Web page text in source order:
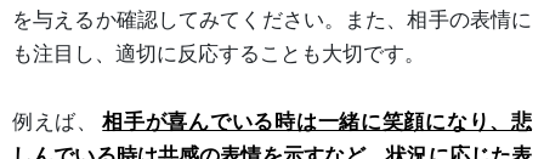
を与えるか確認してみてください。また、相手の表情に
も注目し、適切に反応することも大切です。
例えば、
相手が喜んでいる時は一緒に笑顔になり、悲